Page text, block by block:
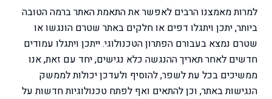
למרות מאמצנו הרבים לאפשר את התאמת האתר ברמה הטובה
ביותר, יתכן ויתגלו דפים או חלקים באתר שטרם הונגשו או
שטרם נמצא בעבורם הפתרון הטכנולוגי. ייתכן ויתגלו עמודים
חדשים לאחר תאריך ההנגשה כלא נגישים, יחד עם זאת, אנו
ממשיכים בכל עת לשפר, להוסיף ולעדכן יכולות לממשק
הנגישות באתר, וכן להתאים ואף לפתח טכנולוגיות חדשות על